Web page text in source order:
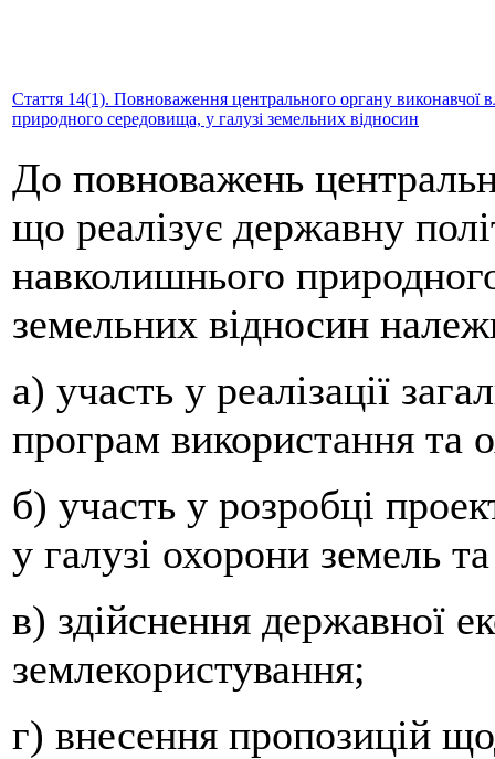
Стаття 14(1). Повноваження центрального органу виконавчої
природного середовища, у галузі земельних відносин
До повноважень
що реалізує державну
навколишнього
земельних відносин
а) участь у реалізації
програм використання та
б) участь у розробці
у галузі охорони земель
в) здійснення державної
землекористування;
г) внесення пропозицій